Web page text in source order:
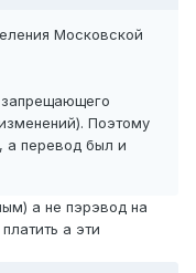
Московской
Поэтому
а перевод был и
а не пэрэвод на
а эти